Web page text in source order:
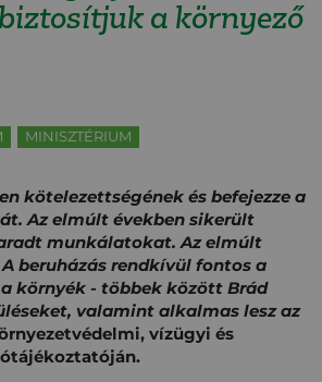
a környező
MINISZTÉRIUM
kötelezettségének és befejezze a
Az elmúlt években sikerült
munkálatokat. Az elmúlt
beruházás rendkívül fontos a
környék - többek között Brád
valamint alkalmas lesz az
vízügyi és